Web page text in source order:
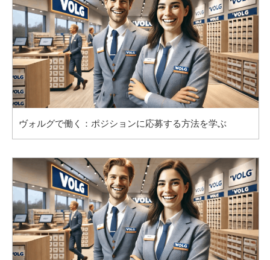
ヴォルグで働く：ポジションに応募する方法を学ぶ